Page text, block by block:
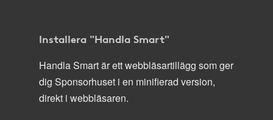
Installera "Handla Smart"
Handla Smart är ett webbläsartillägg som ger
dig Sponsorhuset i en minifierad version,
direkt i webbläsaren.